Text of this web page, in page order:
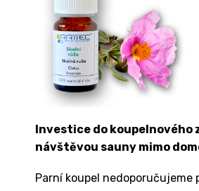
Investice do koupelnového
návštěvou sauny mimo
Parní koupel